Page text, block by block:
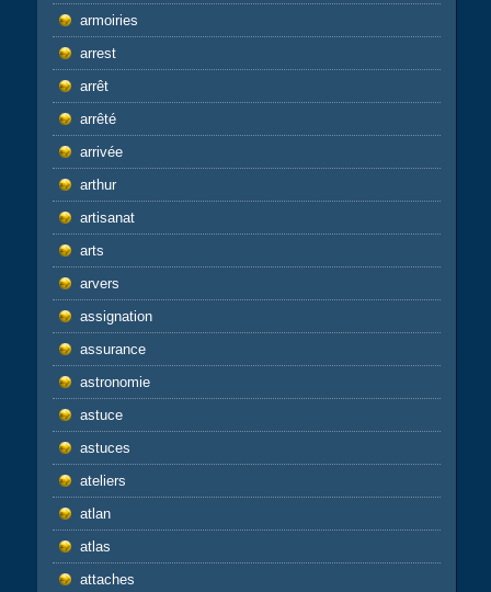
armoiries
arrest
arrêt
arrêté
arrivée
arthur
artisanat
arts
arvers
assignation
assurance
astronomie
astuce
astuces
ateliers
atlan
atlas
attaches